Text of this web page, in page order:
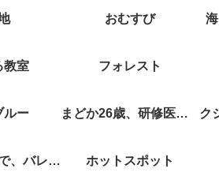
おむすび
教室 フォレスト
ルー まどか26歳、研修医やってます！
キスでふさいで、バレないで。 ホットスポット